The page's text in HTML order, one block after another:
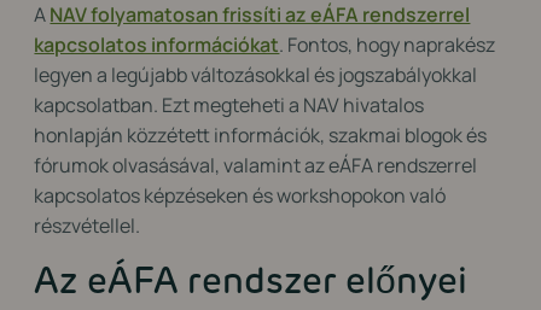
ANAV folyamatosan frissíti az eÁFA rendszerrel
kapcsolatos információkat. Fontos, hogy naprakész
legyen a legújabb változásokkal és jogszabályokkal
kapcsolatban. Ezt megteheti a NAV hivatalos
honlapján közzétett információk, szakmai blogok és
fórumok olvasásával, valamint az eÁFA rendszerrel
kapcsolatos képzéseken és workshopokon való
részvétellel.
Az eÁFA rendszer előnyei